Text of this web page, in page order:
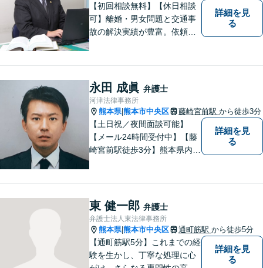
【初回相談無料】【休日相談
可】離婚・男女問題と交通事
故の解決実績が豊富。依頼者
ださい。【熊本市中心部】地
域に密着した町医者みたいな
弁護士です。
詳細を見
る
永田 成眞 弁護士
河津法律事務所
熊本県|熊本市中央区 藤崎宮前駅 から徒歩3分
【土日祝／夜間面談可能】
【メール24時間受付中】【藤
崎宮前駅徒歩3分】熊本県内及
の方の契約関係トラブルまで
幅広くご相談いただいており
ます。お気軽にご相談くださ
い。
詳細を見
る
東 健一郎 弁護士
弁護士法人東法律事務所
熊本県|熊本市中央区 通町筋駅 から徒歩5分
【通町筋駅5分】これまでの経
験を生かし、丁寧な処理に心
詳細を見
る